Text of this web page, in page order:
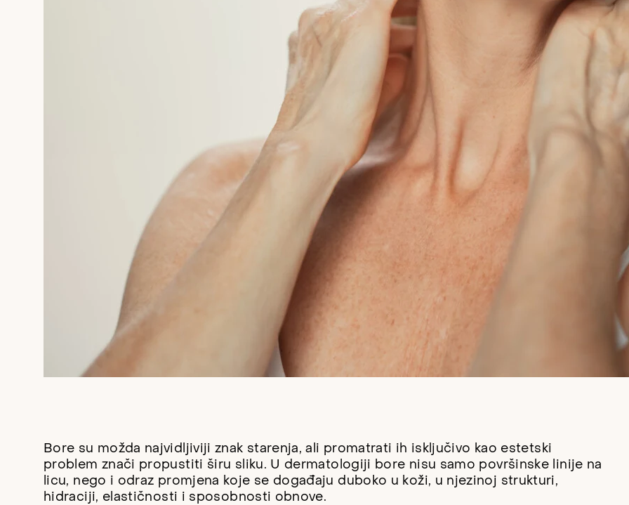
Bore su možda najvidljiviji znak starenja, ali promatrati ih isključivo kao estetski
problem znači propustiti širu sliku. U dermatologiji bore nisu samo površinske linije na
licu, nego i odraz promjena koje se događaju duboko u koži, u njezinoj strukturi,
hidraciji, elastičnosti i sposobnosti obnove.